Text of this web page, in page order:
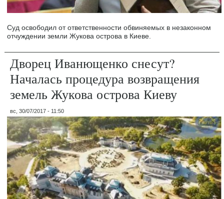
Суд освободил от ответственности обвиняемых в незаконном
отчуждении земли Жукова острова в Киеве.
Дворец Иванющенко снесут?
Началась процедура возвращения
земель Жукова острова Киеву
вс, 30/07/2017 - 11:50